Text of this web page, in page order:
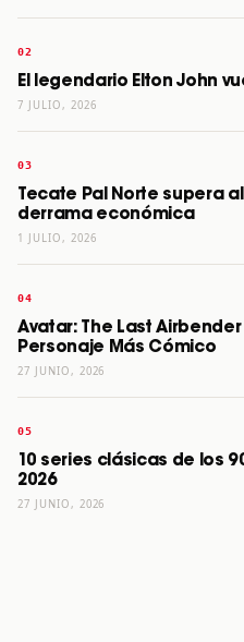
El legendario Elton John
7 JULIO, 2026
Tecate Pal Norte supera
derrama económica
1 JULIO, 2026
Avatar: The Last
Personaje Más Cómico
27 JUNIO, 2026
10 series clásicas de los
2026
27 JUNIO, 2026